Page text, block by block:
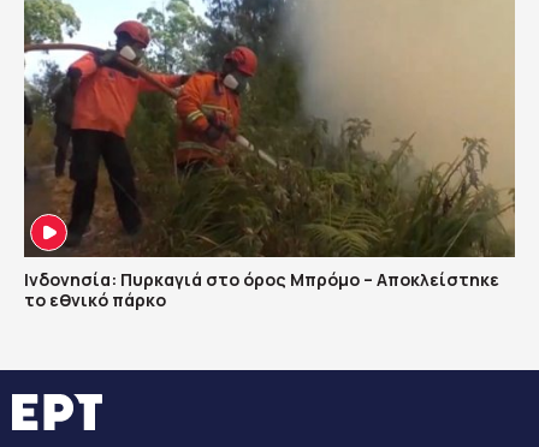
Ινδονησία: Πυρκαγιά στο όρος Μπρόμο – Αποκλείστηκε
το εθνικό πάρκο